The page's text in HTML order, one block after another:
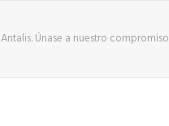
Antalis. Únase a nuestro compromiso